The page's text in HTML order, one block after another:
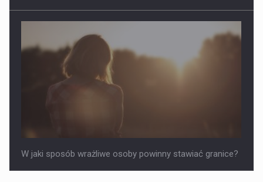
W jaki sposób wrażliwe osoby powinny stawiać granice?